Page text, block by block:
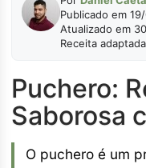
Publicado em
Atualizado em
Receita
Puchero:
Saborosa
O puchero é um